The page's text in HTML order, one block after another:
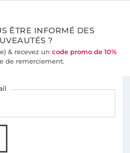
ÊTRE INFORMÉ DES
?
& recevez un code promo de 10%
de remerciement.